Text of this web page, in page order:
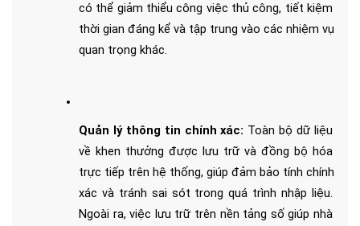
có thể giảm thiểu công việc thủ công, tiết kiệm
thời gian đáng kể và tập trung vào các nhiệm vụ
quan trọng khác.
Quản lý thông tin chính xác: Toàn bộ dữ liệu
về khen thưởng được lưu trữ và đồng bộ hóa
trực tiếp trên hệ thống, giúp đảm bảo tính chính
xác và tránh sai sót trong quá trình nhập liệu.
Ngoài ra, việc lưu trữ trên nền tảng số giúp nhà